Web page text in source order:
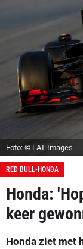
Foto: © LAT Images
RED BULL-HONDA
Honda:
keer
Honda ziet met